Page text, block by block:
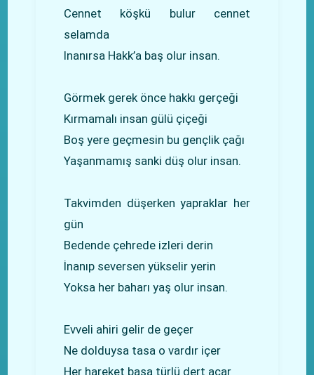
Cennet köşkü bulur cennet
selamda
Inanırsa Hakk’a baş olur insan.
Görmek gerek önce hakkı gerçeği
Kırmamalı insan gülü çiçeği
Boş yere geçmesin bu gençlik çağı
Yaşanmamış sanki düş olur insan.
Takvimden düşerken yapraklar her
gün
Bedende çehrede izleri derin
İnanıp seversen yükselir yerin
Yoksa her baharı yaş olur insan.
Evveli ahiri gelir de geçer
Ne dolduysa tasa o vardır içer
Her hareket başa türlü dert açar